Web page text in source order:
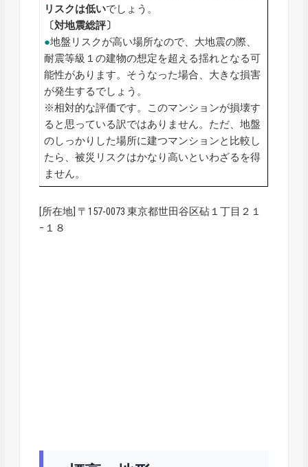
リスクは低いでしょう。
〔対地震総評〕
●地盤リスクが高い場所なので、大地震の際、
耐震等級１の建物の想定を超える揺れとなる可
能性があります。そうなった場合、大きな損害
が発生するでしょう。
※相対的な評価です。このマンションが損壊す
ると思っている訳ではありません。ただ、地盤
のしっかりした場所に建つマンションと比較し
たら、被災リスクはかなり高いといわざるを得
ません。
[所在地] 〒157-0073 東京都世田谷区砧１丁目２１
−１８